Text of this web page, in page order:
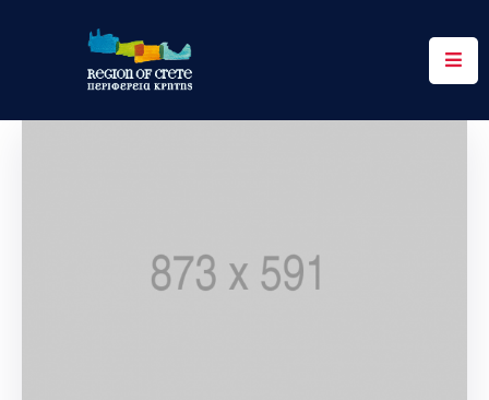
Περιφέρεια